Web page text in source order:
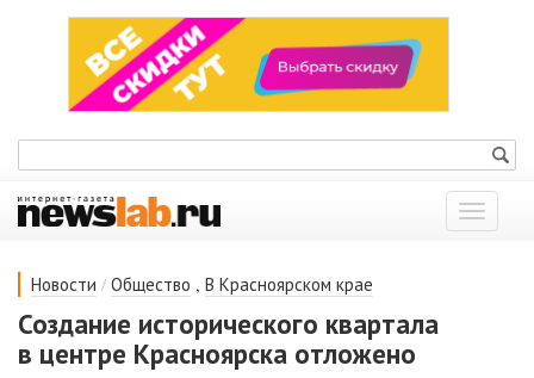
Показать
меню
Новости / Общество , В Красноярском крае
Создание исторического квартала
в центре Красноярска отложено